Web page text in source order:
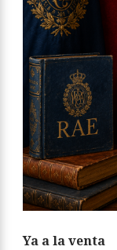
Ya a la venta